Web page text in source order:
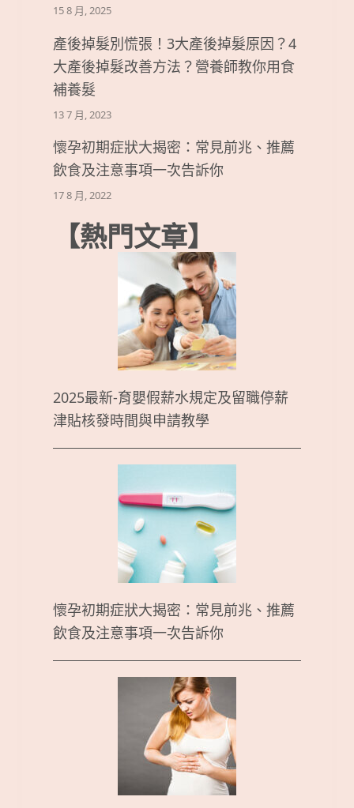
15 8 月, 2025
產後掉髮別慌張！3大產後掉髮原因？4
大產後掉髮改善方法？營養師教你用食
補養髮
13 7 月, 2023
懷孕初期症狀大揭密：常見前兆、推薦
飲食及注意事項一次告訴你
17 8 月, 2022
【熱門文章】
2025最新-育嬰假薪水規定及留職停薪
津貼核發時間與申請教學
懷孕初期症狀大揭密：常見前兆、推薦
飲食及注意事項一次告訴你